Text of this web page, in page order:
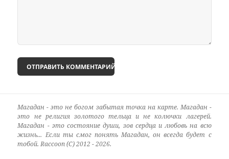
Магадан - это не богом забытая точка на карте. Магадан -
это не религия золотого тельца и не колючки лагерей.
Магадан - это состояние души, зов сердца и любовь на всю
жизнь... Если ты смог понять Магадан, он всегда будет с
тобой. Raccoon (C) 2012 - 2026.